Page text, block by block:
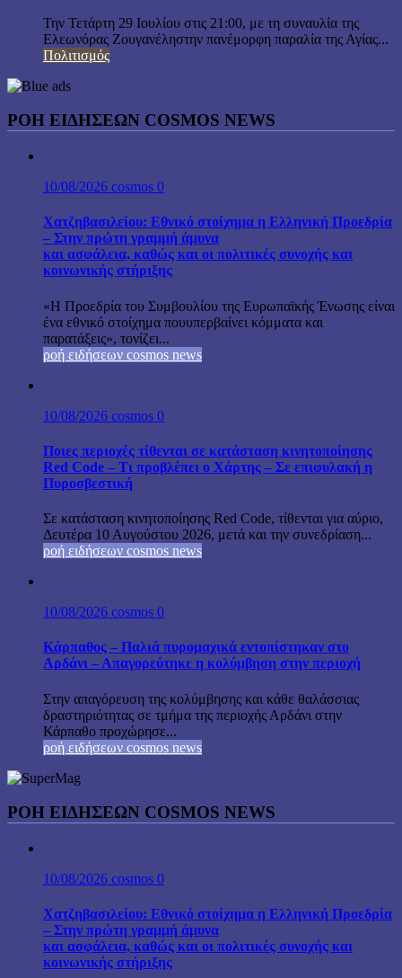
Την Τετάρτη 29 Ιουλίου στις 21:00, με τη συναυλία της
Ελεωνόρας Ζουγανέληστην πανέμορφη παραλία της Αγίας...
Πολιτισμός
ΡΟΗ ΕΙΔΗΣΕΩΝ COSMOS NEWS
10/08/2026 cosmos 0
Χατζηβασιλείου: Εθνικό στοίχημα η Ελληνική Προεδρία
– Στην πρώτη γραμμή άμυνα
και ασφάλεια, καθώς και οι πολιτικές συνοχής και
κοινωνικής στήριξης
«Η Προεδρία του Συμβουλίου της Ευρωπαϊκής Ένωσης είναι
ένα εθνικό στοίχημα πουυπερβαίνει κόμματα και
παρατάξεις», τονίζει...
ροή ειδήσεων cosmos news
10/08/2026 cosmos 0
Ποιες περιοχές τίθενται σε κατάσταση κινητοποίησης
Red Code – Τι προβλέπει ο Χάρτης – Σε επιφυλακή η
Πυροσβεστική
Σε κατάσταση κινητοποίησης Red Code, τίθενται για αύριο,
Δευτέρα 10 Αυγούστου 2026, μετά και την συνεδρίαση...
ροή ειδήσεων cosmos news
10/08/2026 cosmos 0
Κάρπαθος – Παλιά πυρομαχικά εντοπίστηκαν στο
Αρδάνι – Απαγορεύτηκε η κολύμβηση στην περιοχή
Στην απαγόρευση της κολύμβησης και κάθε θαλάσσιας
δραστηριότητας σε τμήμα της περιοχής Αρδάνι στην
Κάρπαθο προχώρησε...
ροή ειδήσεων cosmos news
ΡΟΉ ΕΙΔΉΣΕΩΝ COSMOS NEWS
10/08/2026 cosmos 0
Χατζηβασιλείου: Εθνικό στοίχημα η Ελληνική Προεδρία
– Στην πρώτη γραμμή άμυνα
και ασφάλεια, καθώς και οι πολιτικές συνοχής και
κοινωνικής στήριξης